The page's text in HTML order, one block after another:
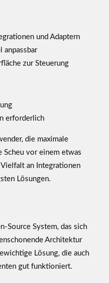
und Adaptern
anpassbar
zur Steuerung
erforderlich
die maximale
Scheu vor einem etwas
an Integrationen
Lösungen.
Source System, das sich
Architektur
Lösung, die auch
gut funktioniert.